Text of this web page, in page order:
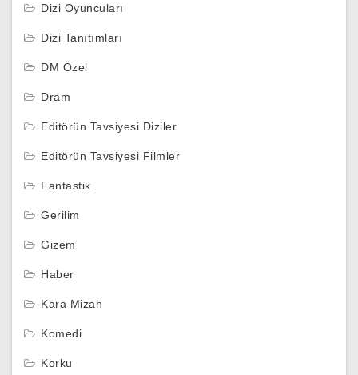
Dizi Oyuncuları
Dizi Tanıtımları
DM Özel
Dram
Editörün Tavsiyesi Diziler
Editörün Tavsiyesi Filmler
Fantastik
Gerilim
Gizem
Haber
Kara Mizah
Komedi
Korku